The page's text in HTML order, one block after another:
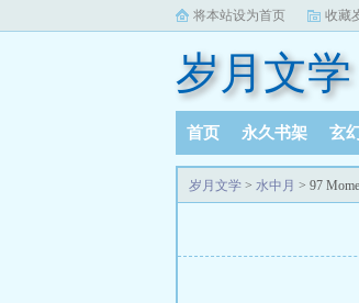
将本站设为首页 收藏
岁月文学
首页 永久书架 玄
岁月文学 > 水中月 > 97